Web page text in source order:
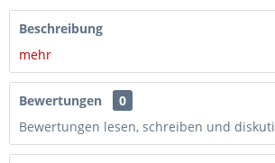
Beschreibung
mehr
Bewertungen
0
Bewertungen lesen, schreiben und